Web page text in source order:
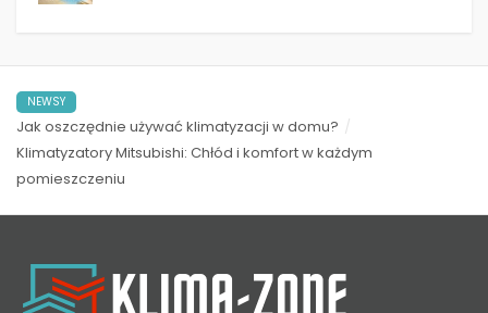
NEWSY
Jak oszczędnie używać klimatyzacji w domu?
Klimatyzatory Mitsubishi: Chłód i komfort w każdym
pomieszczeniu